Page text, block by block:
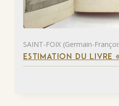
SAINT-FOIX (Germain-
ESTIMATION DU LIVRE